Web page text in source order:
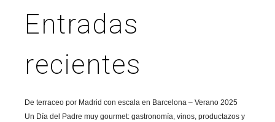
Entradas
recientes
De terraceo por Madrid con escala en Barcelona – Verano 2025
Un Día del Padre muy gourmet: gastronomía, vinos, productazos y